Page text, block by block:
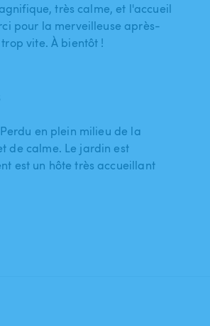
très calme, et l'accueil
pour la merveilleuse après-
vite. À bientôt !
en plein milieu de la
de calme. Le jardin est
est un hôte très accueillant